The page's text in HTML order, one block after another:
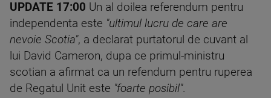
UPDATE 17:00 Un al doilea referendum pentru
independenta este "ultimul lucru de care are
nevoie Scotia", a declarat purtatorul de cuvant al
lui David Cameron, dupa ce primul-ministru
scotian a afirmat ca un refendum pentru ruperea
de Regatul Unit este "foarte posibil".